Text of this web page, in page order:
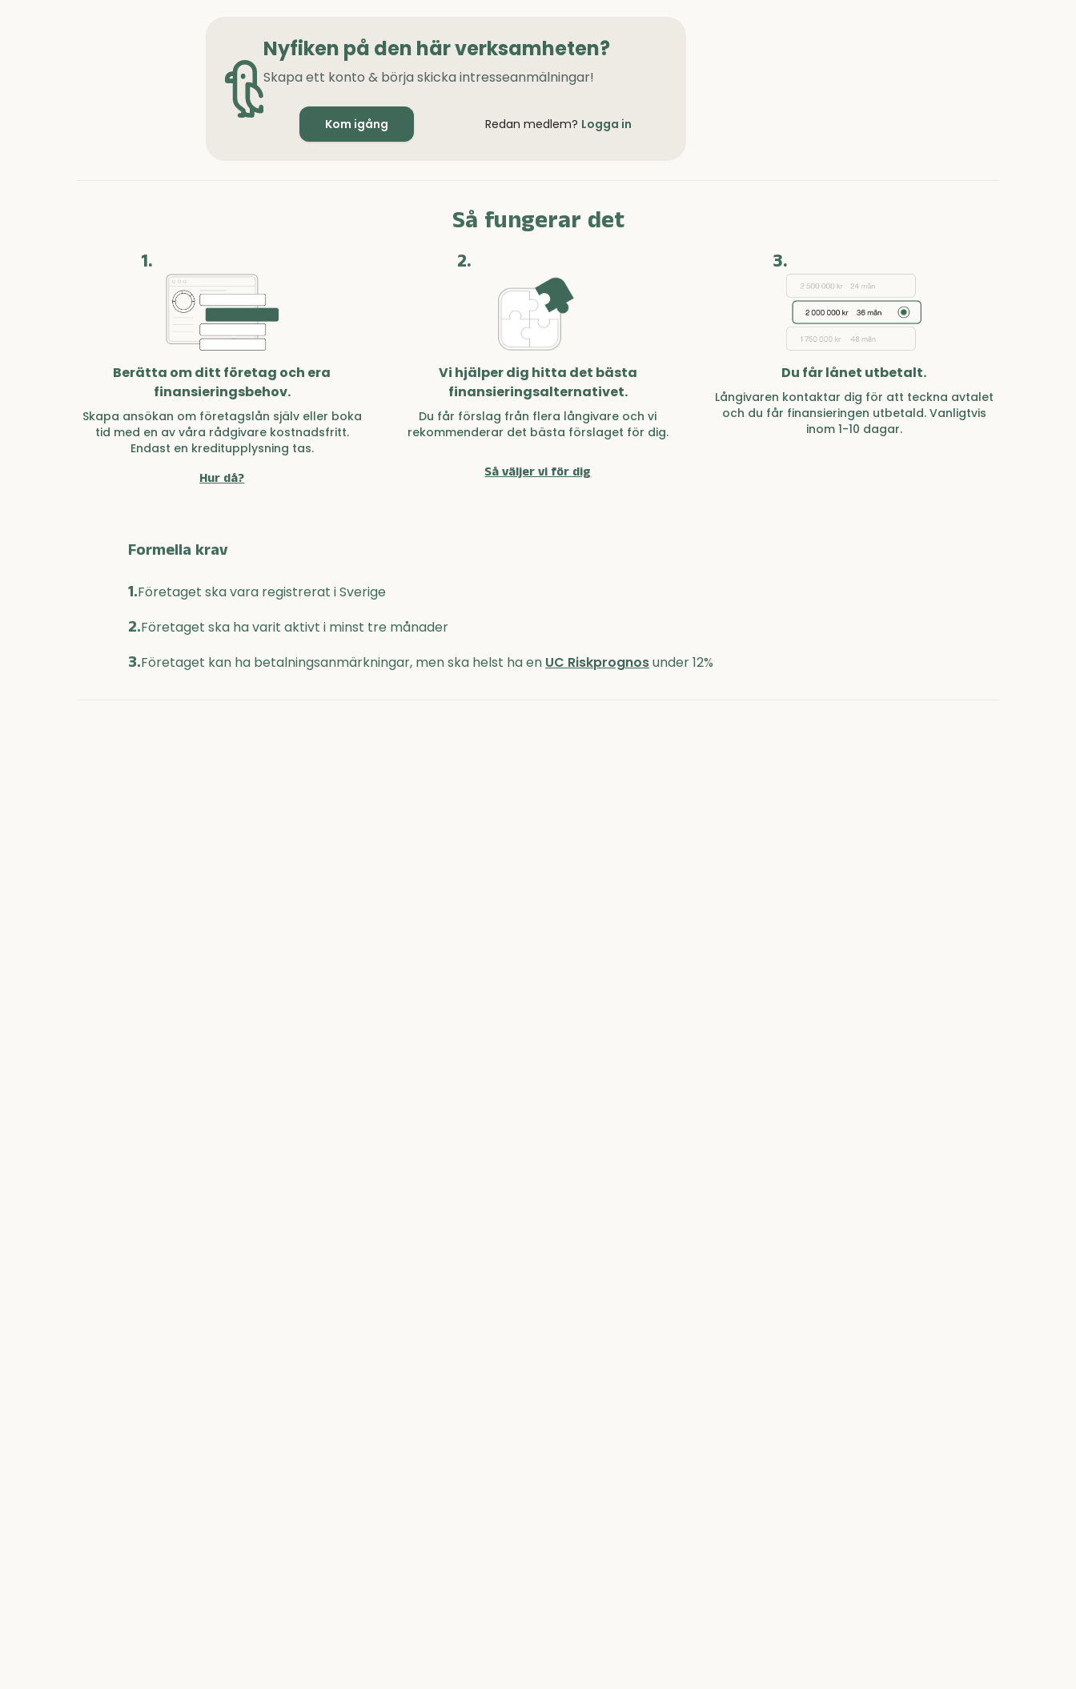
Nyfiken på den här verksamheten?
Skapa ett konto & börja skicka intresseanmälningar!
Kom igång Redan medlem? Logga in
Så fungerar det
1.
Berätta om ditt företag och era
finansieringsbehov.
Skapa ansökan om företagslån själv eller boka
tid med en av våra rådgivare kostnadsfritt.
Endast en kreditupplysning tas.
Hur då?
2.
Vi hjälper dig hitta det bästa
finansieringsalternativet.
Du får förslag från flera långivare och vi
rekommenderar det bästa förslaget för dig.
Så väljer vi för dig
3.
Du får lånet utbetalt.
Långivaren kontaktar dig för att teckna avtalet
och du får finansieringen utbetald. Vanligtvis
inom 1-10 dagar.
Formella krav
1.Företaget ska vara registrerat i Sverige
2.Företaget ska ha varit aktivt i minst tre månader
3.Företaget kan ha betalningsanmärkningar, men ska helst ha en UC Riskprognosunder 12%